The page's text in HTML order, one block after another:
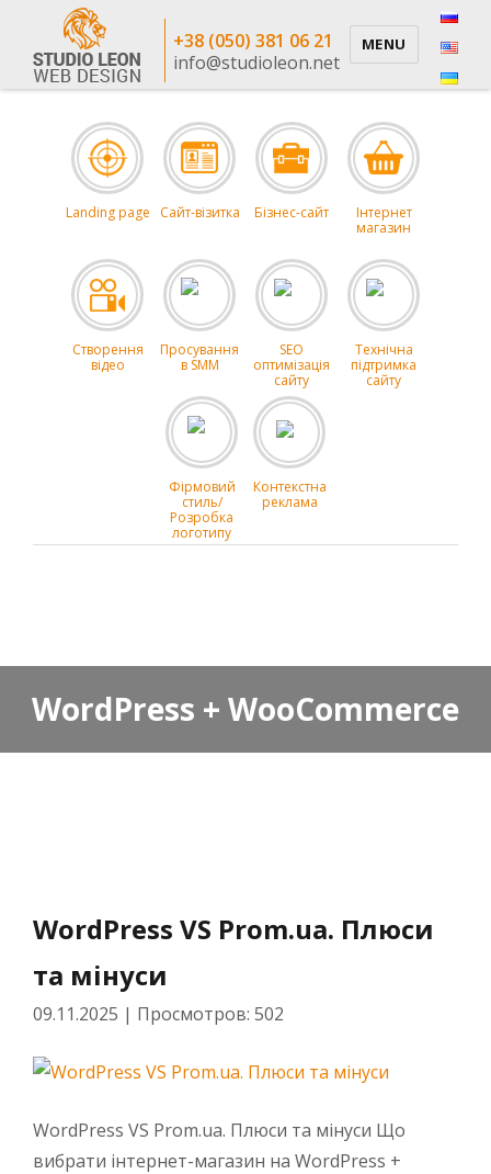
+38 (050) 381 06 21
info@studioleon.net
MENU
Landing page Сайт-візитка Бізнес-сайт
Інтернет
магазин
Створення
відео
Просування
в SMM
SEO
оптимізація
сайту
Технічна
підтримка
сайту
Фірмовий
стиль/
Розробка
логотипу
Контекстна
реклама
WordPress + WooCommerce
WordPress VS Prom.ua. Плюси
та мінуси
09.11.2025 | Просмотров: 502
WordPress VS Prom.ua. Плюси та мінуси Що
вибрати інтернет-магазин на WordPress +